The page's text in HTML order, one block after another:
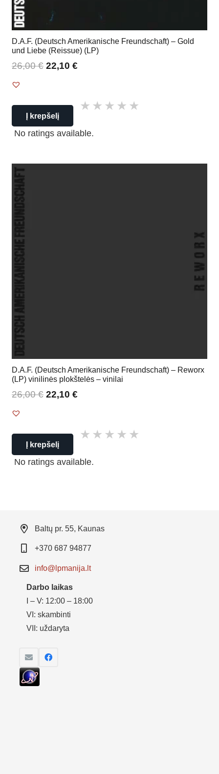
D.A.F. (Deutsch Amerikanische Freundschaft) – Gold
und Liebe (Reissue) (LP)
26,00€ 22,10 €
Į krepšelį
No ratings available.
D.A.F. (Deutsch Amerikanische Freundschaft) – Reworx
(LP) vinilinės plokštelės – vinilai
26,00€ 22,10 €
Į krepšelį
No ratings available.
Baltų pr. 55, Kaunas
+370 687 94877
info@lpmanija.lt
Darbo laikas
I – V: 12:00 – 18:00
VI: skambinti
VII: uždaryta